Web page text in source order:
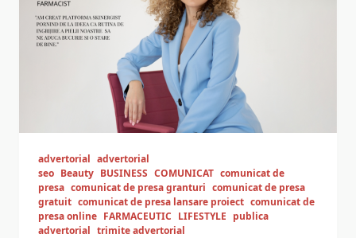
advertorial advertorial
seo Beauty BUSINESS COMUNICAT comunicat de
presa comunicat de presa granturi comunicat de presa
gratuit comunicat de presa lansare proiect comunicat de
presa online FARMACEUTIC LIFESTYLE publica
advertorial trimite advertorial